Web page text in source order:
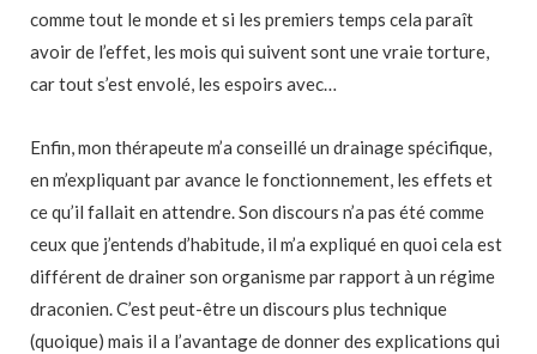
comme tout le monde et si les premiers temps cela paraît
avoir de l’effet, les mois qui suivent sont une vraie torture,
car tout s’est envolé, les espoirs avec…
Enfin, mon thérapeute m’a conseillé un drainage spécifique,
en m’expliquant par avance le fonctionnement, les effets et
ce qu’il fallait en attendre. Son discours n’a pas été comme
ceux que j’entends d’habitude, il m’a expliqué en quoi cela est
différent de drainer son organisme par rapport à un régime
draconien. C’est peut-être un discours plus technique
(quoique) mais il a l’avantage de donner des explications qui